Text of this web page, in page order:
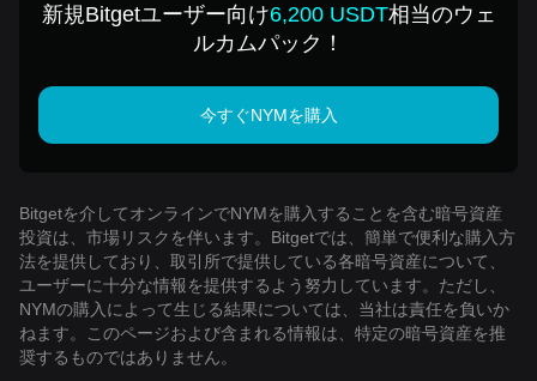
新規Bitgetユーザー向け6,200 USDT相当のウェ
ルカムパック！
今すぐNYMを購入
Bitgetを介してオンラインでNYMを購入することを含む暗号資産
投資は、市場リスクを伴います。Bitgetでは、簡単で便利な購入方
法を提供しており、取引所で提供している各暗号資産について、
ユーザーに十分な情報を提供するよう努力しています。ただし、
NYMの購入によって生じる結果については、当社は責任を負いか
ねます。このページおよび含まれる情報は、特定の暗号資産を推
奨するものではありません。